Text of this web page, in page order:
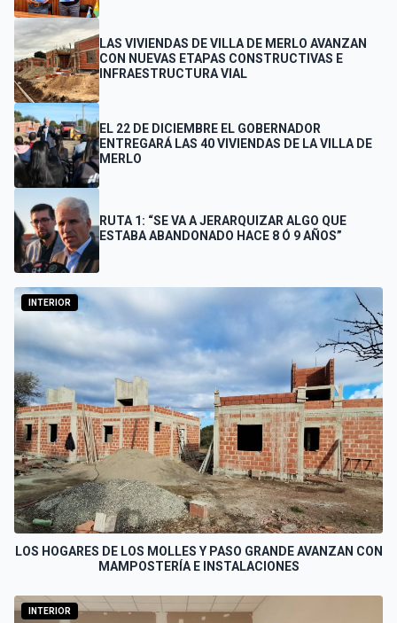
LAS VIVIENDAS DE VILLA DE MERLO AVANZAN
CON NUEVAS ETAPAS CONSTRUCTIVAS E
INFRAESTRUCTURA VIAL
EL 22 DE DICIEMBRE EL GOBERNADOR
ENTREGARÁ LAS 40 VIVIENDAS DE LA VILLA DE
MERLO
RUTA 1: “SE VA A JERARQUIZAR ALGO QUE
ESTABA ABANDONADO HACE 8 Ó 9 AÑOS”
INTERIOR
LOS HOGARES DE LOS MOLLES Y PASO GRANDE AVANZAN CON
MAMPOSTERÍA E INSTALACIONES
INTERIOR